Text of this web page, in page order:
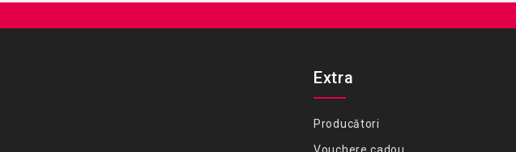
Extra
Producători